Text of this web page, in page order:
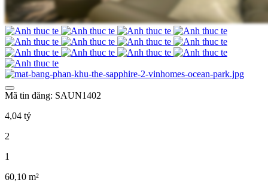
Mã tin đăng: SAUN1402
4,04 tỷ
2
1
60,10 m²